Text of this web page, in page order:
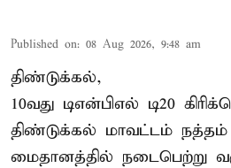
Published on: 08 Aug 2026, 9:48 am
திண்டுக்கல்,
10வது டிஎன்பிஎல் டி20
திண்டுக்கல் மாவட்டம் நத்தம்
மைதானத்தில் நடைபெற்று